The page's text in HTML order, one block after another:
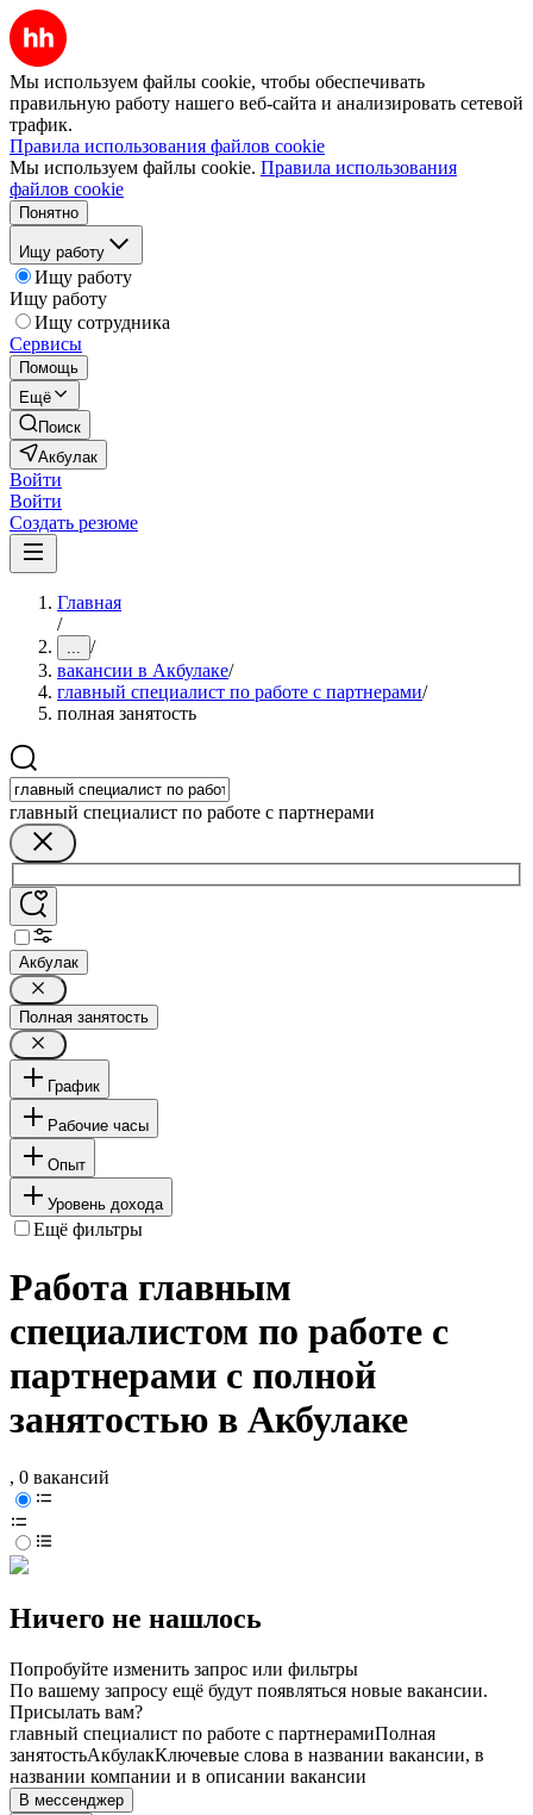
Мы используем файлы cookie, чтобы обеспечивать
правильную работу нашего веб-сайта и анализировать сетевой
трафик.
Правила использования файлов cookie
Мы используем файлы cookie. Правила использования
файлов cookie
Понятно
Ищу работу
Ищу работу
Ищу работу
Ищу сотрудника
Сервисы
Помощь
Ещё
Поиск
Акбулак
Войти
Войти
Создать резюме
Главная
/
... /
вакансии в Акбулаке/
главный специалист по работе с партнерами/
полная занятость
главный специалист по работе с партнерами
Акбулак
Полная занятость
График
Рабочие часы
Опыт
Уровень дохода
Ещё фильтры
Работа главным
специалистом по работе с
партнерами с полной
занятостью в Акбулаке
, 0 вакансий
Ничего не нашлось
Попробуйте изменить запрос или фильтры
По вашему запросу ещё будут появляться новые вакансии.
Присылать вам?
главный специалист по работе с партнерамиПолная
занятостьАкбулакКлючевые слова в названии вакансии, в
названии компании и в описании вакансии
В мессенджер